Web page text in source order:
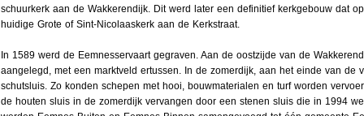
schuurkerk aan de Wakkerendijk. Dit werd later een definitief kerkgebouw dat
huidige Grote of Sint-Nicolaaskerk aan de Kerkstraat.
In 1589 werd de Eemnesservaart gegraven. Aan de oostzijde van de
aangelegd, met een marktveld ertussen. In de zomerdijk, aan het einde van de
schutsluis. Zo konden schepen met hooi, bouwmaterialen en turf worden
de houten sluis in de zomerdijk vervangen door een stenen sluis die in 1994